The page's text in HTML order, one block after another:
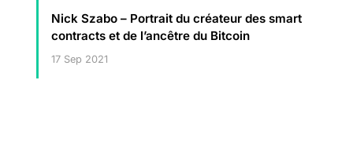
Nick Szabo – Portrait du créateur des smart
contracts et de l’ancêtre du Bitcoin
17 Sep 2021